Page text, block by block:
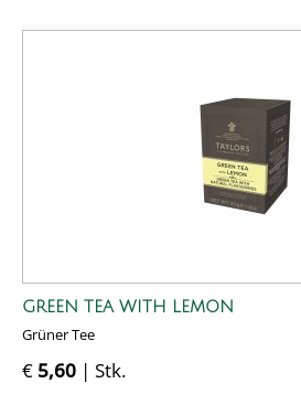
GREEN TEA WITH LEMON
Grüner Tee
€ 5,60 | Stk.